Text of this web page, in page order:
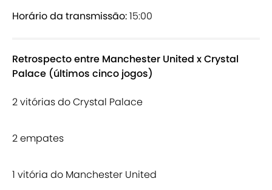
Horário da transmissão:15:00
Retrospecto entre Manchester United x Crystal
Palace (últimos cinco jogos)
2 vitórias do Crystal Palace
2 empates
1 vitória do Manchester United